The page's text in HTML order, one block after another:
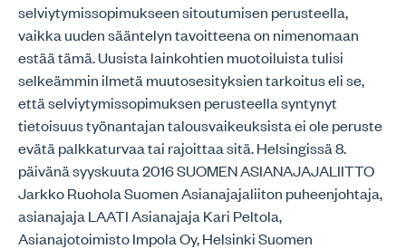
selviytymissopimukseen sitoutumisen perusteella,
vaikka uuden sääntelyn tavoitteena on nimenomaan
estää tämä. Uusista lainkohtien muotoiluista tulisi
selkeämmin ilmetä muutosesityksien tarkoitus eli se,
että selviytymissopimuksen perusteella syntynyt
tietoisuus työnantajan talousvaikeuksista ei ole peruste
evätä palkkaturvaa tai rajoittaa sitä. Helsingissä 8.
päivänä syyskuuta 2016 SUOMEN ASIANAJAJALIITTO
Jarkko Ruohola Suomen Asianajajaliiton puheenjohtaja,
asianajaja LAATI Asianajaja Kari Peltola,
Asianajotoimisto Impola Oy, Helsinki Suomen